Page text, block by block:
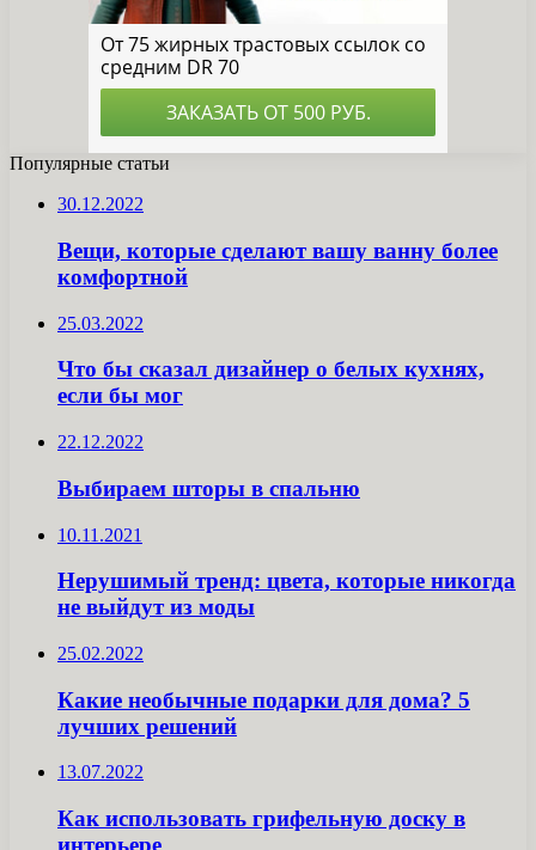
Популярные статьи
30.12.2022
Вещи, которые сделают вашу ванну более
комфортной
25.03.2022
Что бы сказал дизайнер о белых кухнях,
если бы мог
22.12.2022
Выбираем шторы в спальню
10.11.2021
Нерушимый тренд: цвета, которые никогда
не выйдут из моды
25.02.2022
Какие необычные подарки для дома? 5
лучших решений
13.07.2022
Как использовать грифельную доску в
интерьере